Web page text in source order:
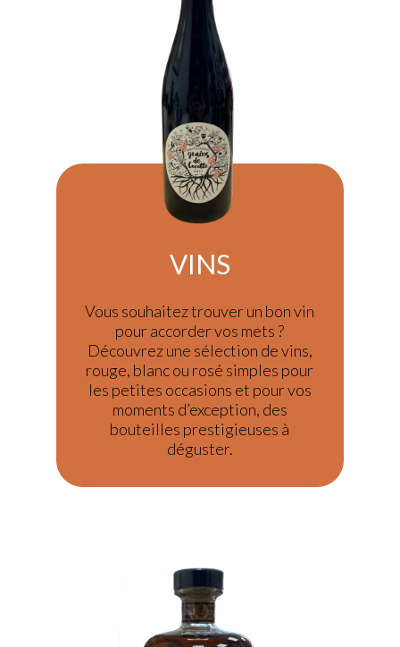
VINS
Vous souhaitez trouver un bon vin
pour accorder vos mets ?
Découvrez une sélection de vins,
rouge, blanc ou rosé simples pour
les petites occasions et pour vos
moments d’exception, des
bouteilles prestigieuses à
déguster.